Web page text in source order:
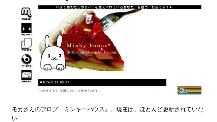
モカさんのブログ『ミンキーハウス』。現在は、ほとんど更新されていな
い